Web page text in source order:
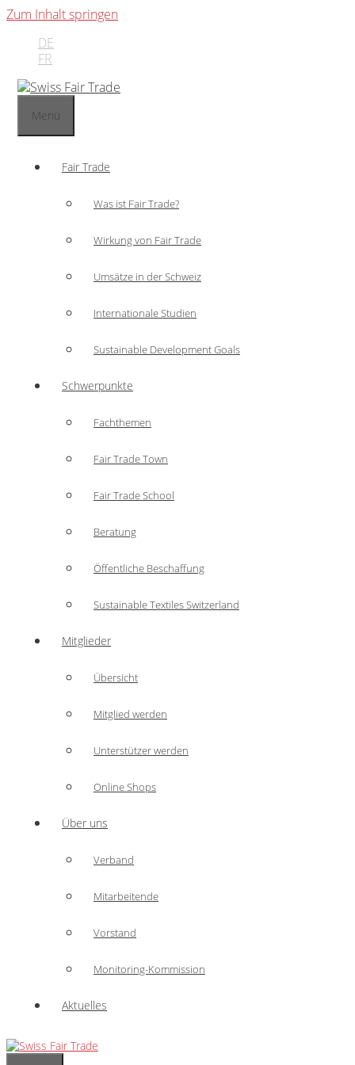
Zum Inhalt springen
DE
FR
Menü
Fair Trade
Was ist Fair Trade?
Wirkung von Fair Trade
Umsätze in der Schweiz
Internationale Studien
Sustainable Development Goals
Schwerpunkte
Fachthemen
Fair Trade Town
Fair Trade School
Beratung
Öffentliche Beschaffung
Sustainable Textiles Switzerland
Mitglieder
Übersicht
Mitglied werden
Unterstützer werden
Online Shops
Über uns
Verband
Mitarbeitende
Vorstand
Monitoring-Kommission
Aktuelles